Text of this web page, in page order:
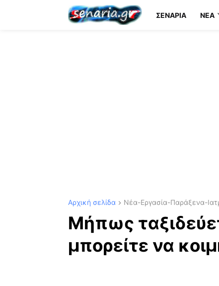
ΣΕΝΆΡΙΑ NEA
Αρχική σελίδα Νέα-Εργασία-Παράξενα-
Μήπως
μπορείτε να